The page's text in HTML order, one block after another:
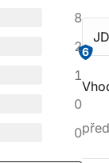
8
2
1
0
0
JD
6